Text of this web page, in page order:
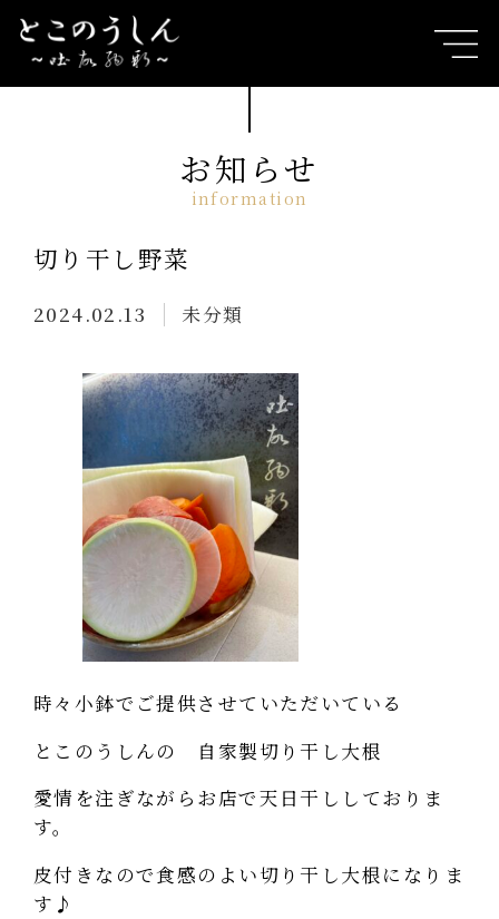
お知らせ
切り干し野菜
2024.02.13 未分類
時々小鉢でご提供させていただいている
とこのうしんの 自家製切り干し大根
愛情を注ぎながらお店で天日干ししておりま
す。
皮付きなので食感のよい切り干し大根になりま
す♪